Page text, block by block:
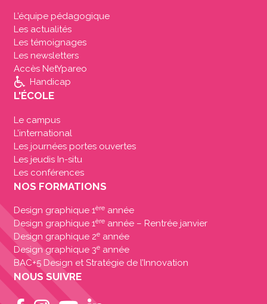
L’équipe pédagogique
Les actualités
Les témoignages
Les newsletters
Accès NetYpareo
Handicap
L'ÉCOLE
Le campus
L’international
Les journées portes ouvertes
Les jeudis In-situ
Les conférences
NOS FORMATIONS
Design graphique 1èreannée
Design graphique 1èreannée – Rentrée janvier
Design graphique 2eannée
Design graphique 3eannée
BAC+5 Design et Stratégie de l’Innovation
NOUS SUIVRE